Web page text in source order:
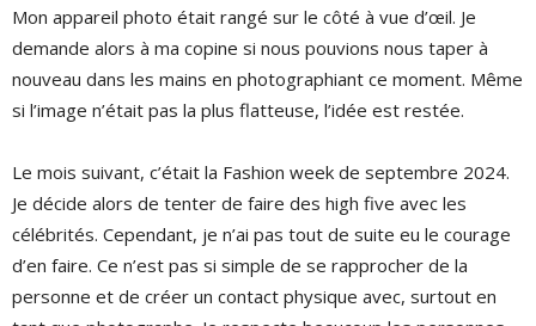
Mon appareil photo était rangé sur le côté à vue d’œil. Je
demande alors à ma copine si nous pouvions nous taper à
nouveau dans les mains en photographiant ce moment. Même
si l’image n’était pas la plus flatteuse, l’idée est restée.
Le mois suivant, c’était la Fashion week de septembre 2024.
Je décide alors de tenter de faire des high five avec les
célébrités. Cependant, je n’ai pas tout de suite eu le courage
d’en faire. Ce n’est pas si simple de se rapprocher de la
personne et de créer un contact physique avec, surtout en